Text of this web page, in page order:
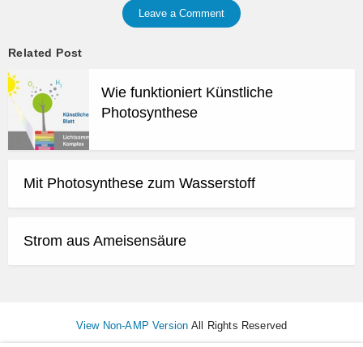
Leave a Comment
Related Post
Wie funktioniert Künstliche
Photosynthese
Mit Photosynthese zum Wasserstoff
Strom aus Ameisensäure
View Non-AMP Version All Rights Reserved